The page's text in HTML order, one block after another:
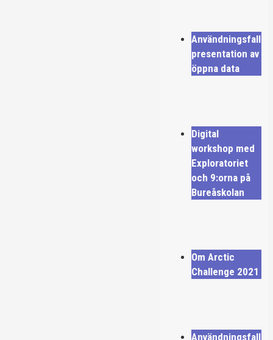
Användningsfall
presentation av
öppna data
Digital
workshop med
Exploratoriet
och 9:orna på
Bureåskolan
Om Arctic
Challenge 2021
Användningsfall